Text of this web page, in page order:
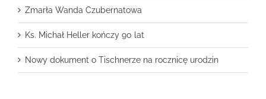
Zmarła Wanda Czubernatowa
Ks. Michał Heller kończy 90 lat
Nowy dokument o Tischnerze na rocznicę urodzin